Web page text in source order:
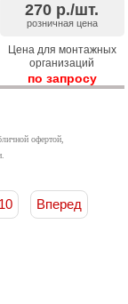
270 р./шт.
розничная цена
Цена для монтажных
организаций
по запросу
офертой,
10 Вперед